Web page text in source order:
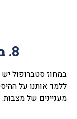
ללמד אותנו על
מעניינים של מצבות.